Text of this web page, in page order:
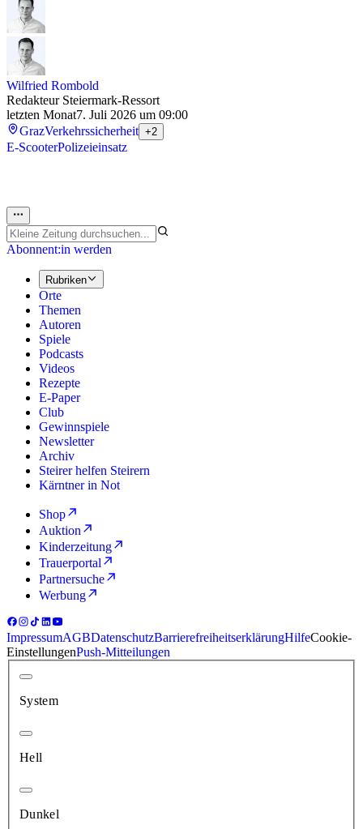
Wilfried Rombold
Redakteur Steiermark-Ressort
letzten Monat7. Juli 2026 um 09:00
GrazVerkehrssicherheit +2
E‑ScooterPolizeieinsatz
Abonnent:in werden
Rubriken
Orte
Themen
Autoren
Spiele
Podcasts
Videos
Rezepte
E-Paper
Club
Gewinnspiele
Newsletter
Archiv
Steirer helfen Steirern
Kärntner in Not
Shop
Auktion
Kinderzeitung
Trauerportal
Partnersuche
Werbung
ImpressumAGBDatenschutzBarrierefreiheitserklärungHilfeCookie-
EinstellungenPush-Mitteilungen
System
Hell
Dunkel